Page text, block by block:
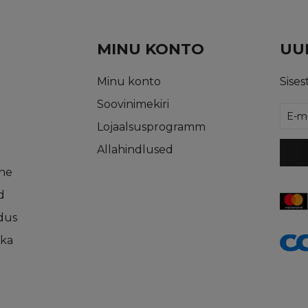
MINU KONTO
Minu konto
Soovinimekiri
Lojaalsusprogramm
Allahindlused